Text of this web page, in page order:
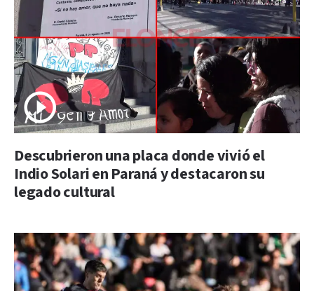
Descubrieron una placa donde vivió el
Indio Solari en Paraná y destacaron su
legado cultural